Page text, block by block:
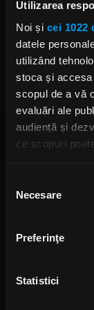
Utilizarea
Noi și cei 1022
datele
utilizând
stoca și
scopul de a vă
evaluări ale
audiență și
ce scopuri
Să
Să vă
activ după
dvs. personale
consimțământului
Necesare
Preferinţe
Statistici